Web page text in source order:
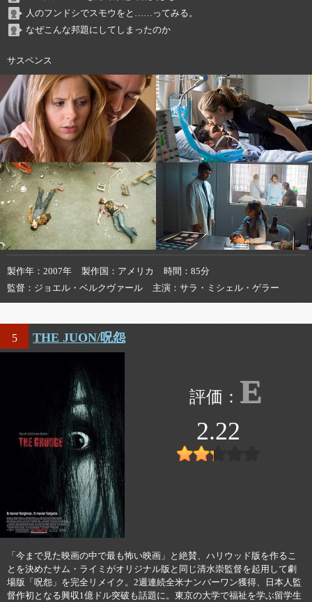
人のフンドシでスモウをと……ってみる。
なぜこんな邦題にしてしまったのか
サスペンス
製作年 2007年 製作国 アメリカ 時間
85分
監督
ジョエル・ベルクヴァール 主演 サラ・ミシェル・ゲラー
5 THE JUON/呪怨
E
2.22
「今まで見た映画の中で最も怖い映画」と絶賛、ハリウッド版を作るこ
とを決めたサム・ライミがオリジナル版と同じ清水崇監督を起用して劇
場版「呪怨」を完全リメイク。2週連続全米ナンバーワン獲得、日本人監
督作初となる興収1億ドル突破も話題に。東京の大学で福祉を学ぶ留学生